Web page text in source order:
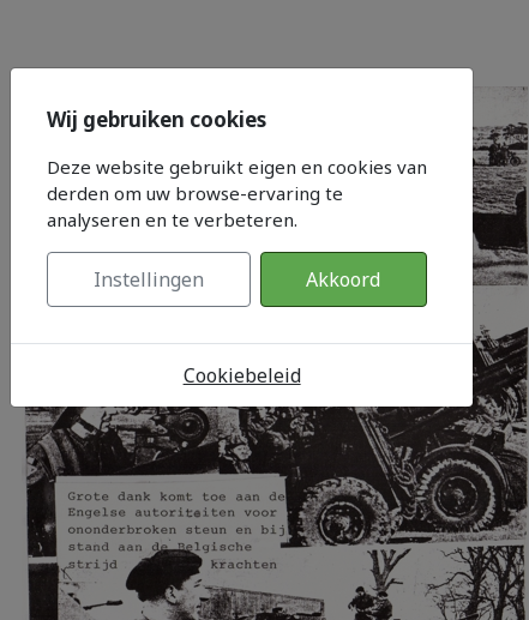
Wij gebruiken cookies
Deze website gebruikt eigen en cookies van
derden om uw browse-ervaring te
analyseren en te verbeteren.
Instellingen Akkoord
Cookiebeleid